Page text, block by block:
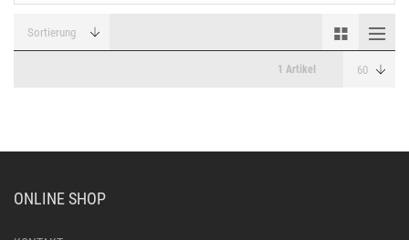
1 Artikel
ONLINE SHOP